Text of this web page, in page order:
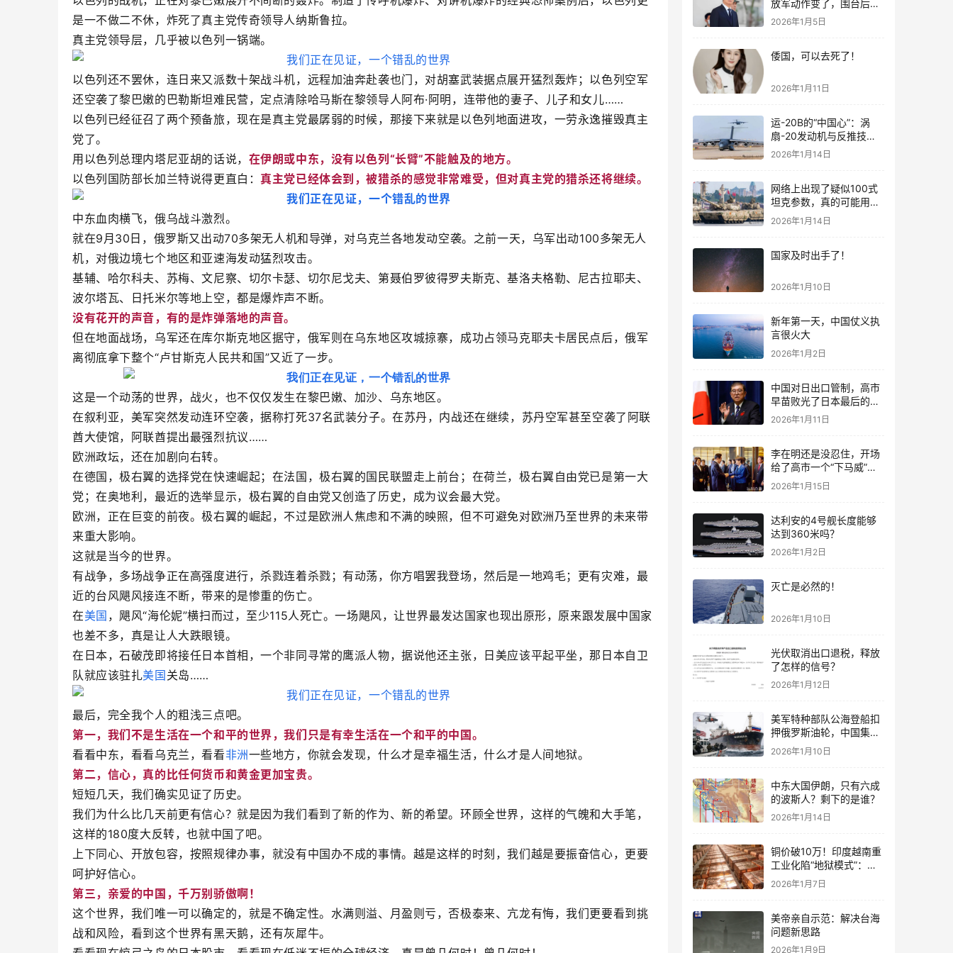
是一不做二不休，炸死了真主党传奇领导人纳斯鲁拉。
真主党领导层，几乎被以色列一锅端。
以色列还不罢休，连日来又派数十架战斗机，远程加油奔赴袭也门，对胡塞武装据点展开猛烈轰炸；以色列空军
还空袭了黎巴嫩的巴勒斯坦难民营，定点清除哈马斯在黎领导人阿布·阿明，连带他的妻子、儿子和女儿……
以色列已经征召了两个预备旅，现在是真主党最孱弱的时候，那接下来就是以色列地面进攻，一劳永逸摧毁真主
党了。
用以色列总理内塔尼亚胡的话说， 在伊朗或中东，没有以色列“长臂”不能触及的地方。
以色列国防部长加兰特说得更直白：真主党已经体会到，被猎杀的感觉非常难受，但对真主党的猎杀还将继续。
中东血肉横飞，俄乌战斗激烈。
就在9月30日，俄罗斯又出动70多架无人机和导弹，对乌克兰各地发动空袭。之前一天，乌军出动100多架无人
机，对俄边境七个地区和亚速海发动猛烈攻击。
基辅、哈尔科夫、苏梅、文尼察、切尔卡瑟、切尔尼戈夫、第聂伯罗彼得罗夫斯克、基洛夫格勒、尼古拉耶夫、
波尔塔瓦、日托米尔等地上空，都是爆炸声不断。
没有花开的声音，有的是炸弹落地的声音。
但在地面战场，乌军还在库尔斯克地区据守，俄军则在乌东地区攻城掠寨，成功占领马克耶夫卡居民点后，俄军
离彻底拿下整个“卢甘斯克人民共和国”又近了一步。
这是一个动荡的世界，战火，也不仅仅发生在黎巴嫩、加沙、乌东地区。
在叙利亚，美军突然发动连环空袭，据称打死37名武装分子。在苏丹，内战还在继续，苏丹空军甚至空袭了阿联
酋大使馆，阿联酋提出最强烈抗议……
欧洲政坛，还在加剧向右转。
在德国，极右翼的选择党在快速崛起；在法国，极右翼的国民联盟走上前台；在荷兰，极右翼自由党已是第一大
党；在奥地利，最近的选举显示，极右翼的自由党又创造了历史，成为议会最大党。
欧洲，正在巨变的前夜。极右翼的崛起，不过是欧洲人焦虑和不满的映照，但不可避免对欧洲乃至世界的未来带
来重大影响。
这就是当今的世界。
有战争，多场战争正在高强度进行，杀戮连着杀戮；有动荡，你方唱罢我登场，然后是一地鸡毛；更有灾难，最
近的台风飓风接连不断，带来的是惨重的伤亡。
在美国 ，飓风“海伦妮”横扫而过，至少115人死亡。一场飓风，让世界最发达国家也现出原形，原来跟发展中国家
也差不多，真是让人大跌眼镜。
在日本，石破茂即将接任日本首相，一个非同寻常的鹰派人物，据说他还主张，日美应该平起平坐，那日本自卫
队就应该驻扎美国 关岛……
最后，完全我个人的粗浅三点吧。
第一，我们不是生活在一个和平的世界，我们只是有幸生活在一个和平的中国。
看看中东，看看乌克兰，看看非洲一些地方，你就会发现，什么才是幸福生活，什么才是人间地狱。
第二，信心，真的比任何货币和黄金更加宝贵。
短短几天，我们确实见证了历史。
我们为什么比几天前更有信心？就是因为我们看到了新的作为、新的希望。环顾全世界，这样的气魄和大手笔，
这样的180度大反转，也就中国了吧。
上下同心、开放包容，按照规律办事，就没有中国办不成的事情。越是这样的时刻，我们越是要振奋信心，更要
呵护好信心。
第三，亲爱的中国，千万别骄傲啊！
这个世界，我们唯一可以确定的，就是不确定性。水满则溢、月盈则亏，否极泰来、亢龙有悔，我们更要看到挑
战和风险，看到这个世界有黑天鹅，还有灰犀牛。
放军动作变了，围台后的
“真正杀招”曝光
2026年1月5日
倭国，可以去死了！
2026年1月11日
运-20B的“中国心”：涡
扇-20发动机与反推技术
大突破！
2026年1月14日
网络上出现了疑似100式
坦克参数，真的可能用了
钛合金装甲！
2026年1月14日
国家及时出手了！
2026年1月10日
新年第一天，中国仗义执
言很火大
2026年1月2日
中国对日出口管制，高市
早苗败光了日本最后的国
运
2026年1月11日
李在明还是没忍住，开场
给了高市一个“下马威”，
还特意提到中国
2026年1月15日
达利安的4号舰长度能够
达到360米吗？
2026年1月2日
灭亡是必然的！
2026年1月10日
光伏取消出口退税，释放
了怎样的信号？
2026年1月12日
美军特种部队公海登船扣
押俄罗斯油轮，中国集装
箱武装船早有准备？
2026年1月10日
中东大国伊朗，只有六成
的波斯人？剩下的是谁？
2026年1月14日
铜价破10万！印度越南重
工业化陷“地狱模式”：中
国当年抄底的历史红利，
再也复刻不了
2026年1月7日
美帝亲自示范：解决台海
问题新思路
2026年1月9日